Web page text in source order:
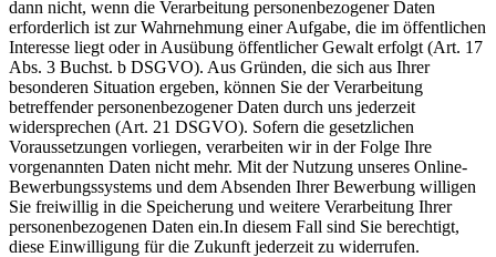
dann nicht, wenn die Verarbeitung personenbezogener Daten
erforderlich ist zur Wahrnehmung einer Aufgabe, die im öffentlichen
Interesse liegt oder in Ausübung öffentlicher Gewalt erfolgt (Art. 17
Abs. 3 Buchst. b DSGVO). Aus Gründen, die sich aus Ihrer
besonderen Situation ergeben, können Sie der Verarbeitung
betreffender personenbezogener Daten durch uns jederzeit
widersprechen (Art. 21 DSGVO). Sofern die gesetzlichen
Voraussetzungen vorliegen, verarbeiten wir in der Folge Ihre
vorgenannten Daten nicht mehr. Mit der Nutzung unseres Online-
Bewerbungssystems und dem Absenden Ihrer Bewerbung willigen
Sie freiwillig in die Speicherung und weitere Verarbeitung Ihrer
personenbezogenen Daten ein.In diesem Fall sind Sie berechtigt,
diese Einwilligung für die Zukunft jederzeit zu widerrufen.